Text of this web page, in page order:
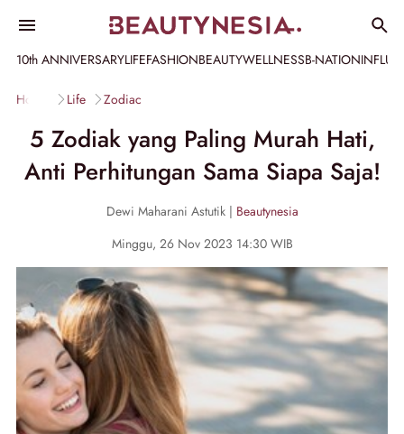
10th ANNIVERSARYLIFEFASHIONBEAUTYWELLNESSB-NATION
Home Life Zodiac
5 Zodiak yang Paling Murah Hati,
Anti Perhitungan Sama Siapa Saja!
Dewi Maharani Astutik | Beautynesia
Minggu, 26 Nov 2023 14:30 WIB